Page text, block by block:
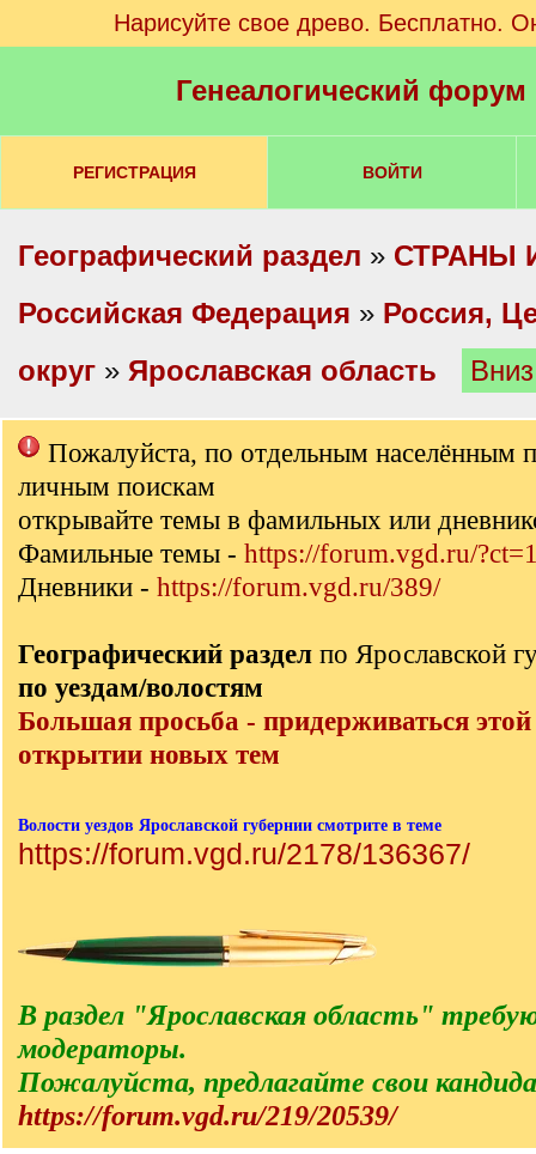
Нарисуйте свое древо. Бесплатно.
Генеалогический
РЕГИСТРАЦИЯ ВОЙТИ
Географический раздел » СТРАНЫ
Российская Федерация » Россия,
округ » Ярославская область
Пожалуйста, по отдельным населённым
личным поискам
открывайте темы в фамильных или
Фамильные темы - https://forum.vgd.ru/
Дневники - https://forum.vgd.ru/389/
Географический раздел по Ярославской
по уездам/волостям
Большая просьба - придерживаться
открытии новых тем
Волости уездов Ярославской губернии смотрите в теме
https://forum.vgd.ru/2178/136367/
В раздел "Ярославская область"
модераторы.
Пожалуйста, предлагайте свои
https://forum.vgd.ru/219/20539/